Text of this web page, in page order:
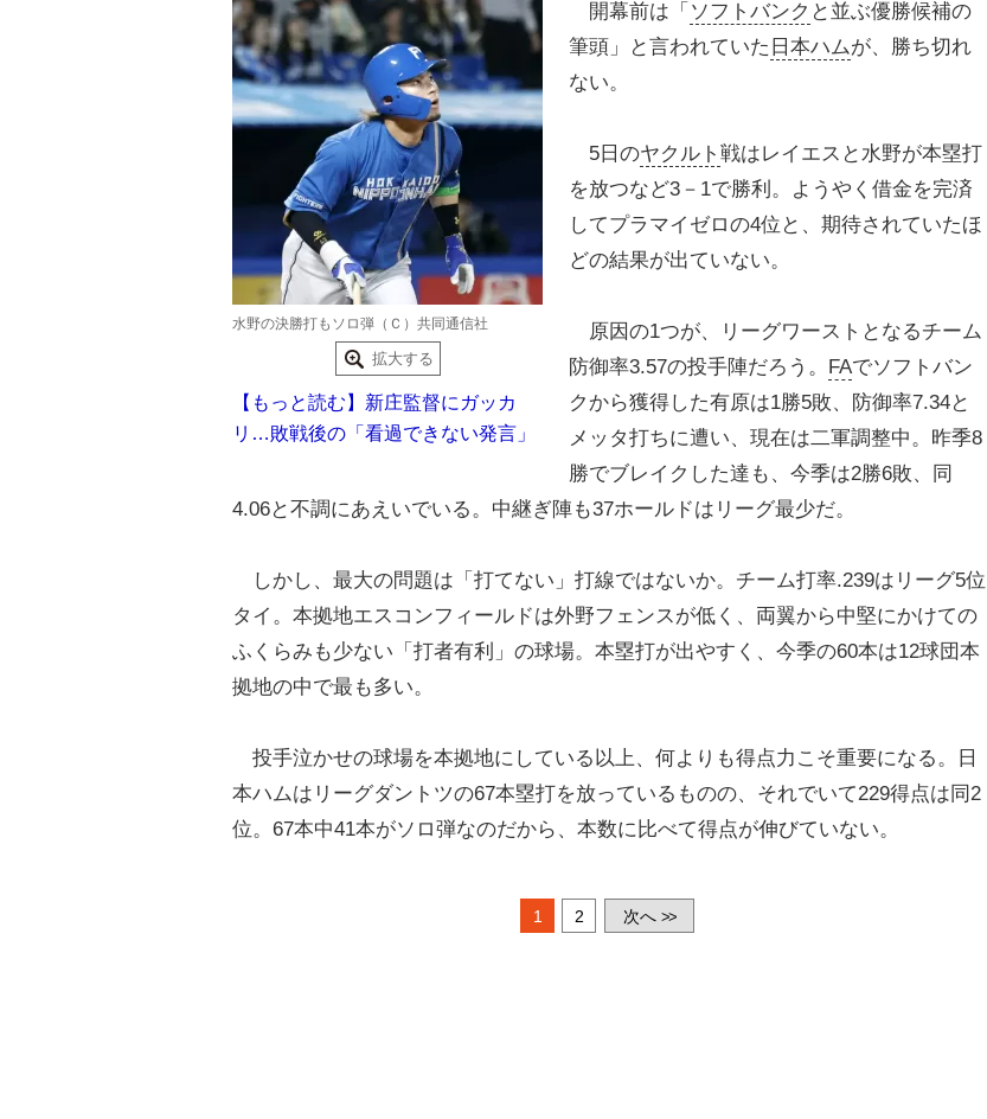
水野の決勝打もソロ弾（Ｃ）共同通信社
拡大する
【もっと読む】新庄監督にガッカ
リ…敗戦後の「看過できない発言」
開幕前は「 ソフトバンク と並ぶ優勝候補の
筆頭」と言われていた 日本ハムが、勝ち切れ
ない。
5日のヤクルト 戦はレイエスと水野が本塁打
を放つなど3－1で勝利。ようやく借金を完済
してプラマイゼロの4位と、期待されていたほ
どの結果が出ていない。
原因の1つが、リーグワーストとなるチーム
防御率3.57の投手陣だろう。 FAでソフトバン
クから獲得した有原は1勝5敗、防御率7.34と
メッタ打ちに遭い、現在は二軍調整中。昨季8
勝でブレイクした達も、今季は2勝6敗、同
4.06と不調にあえいでいる。中継ぎ陣も37ホールドはリーグ最少だ。
しかし、最大の問題は「打てない」打線ではないか。チーム打率.239はリーグ5位
タイ。本拠地エスコンフィールドは外野フェンスが低く、両翼から中堅にかけての
ふくらみも少ない「打者有利」の球場。本塁打が出やすく、今季の60本は12球団本
拠地の中で最も多い。
投手泣かせの球場を本拠地にしている以上、何よりも得点力こそ重要になる。日
本ハムはリーグダントツの67本塁打を放っているものの、それでいて229得点は同2
位。67本中41本がソロ弾なのだから、本数に比べて得点が伸びていない。
1 2 次へ >>